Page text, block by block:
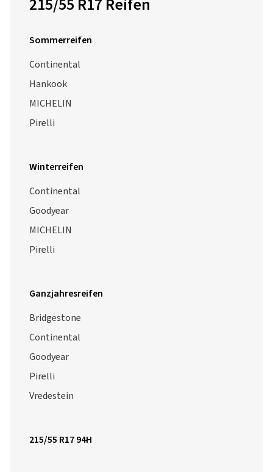
215/55 R17 Reifen
Sommerreifen
Continental
Hankook
MICHELIN
Pirelli
Winterreifen
Continental
Goodyear
MICHELIN
Pirelli
Ganzjahresreifen
Bridgestone
Continental
Goodyear
Pirelli
Vredestein
215/55 R17 94H